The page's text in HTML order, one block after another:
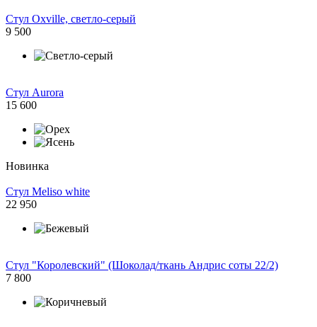
Стул Oxville, светло-серый
9 500
Стул Aurora
15 600
Новинка
Стул Meliso white
22 950
Стул "Королевский" (Шоколад/ткань Андрис соты 22/2)
7 800